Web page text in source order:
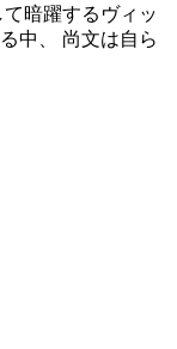
暗躍するヴィッ
中、 尚文は自ら